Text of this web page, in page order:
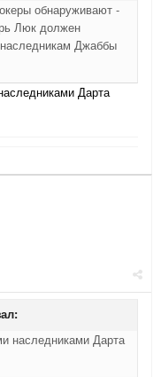
обнаруживают -
Люк должен
Джаббы
Дарта
наследниками Дарта